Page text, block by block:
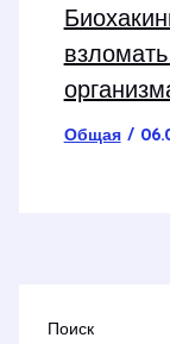
Общая/
Поиск